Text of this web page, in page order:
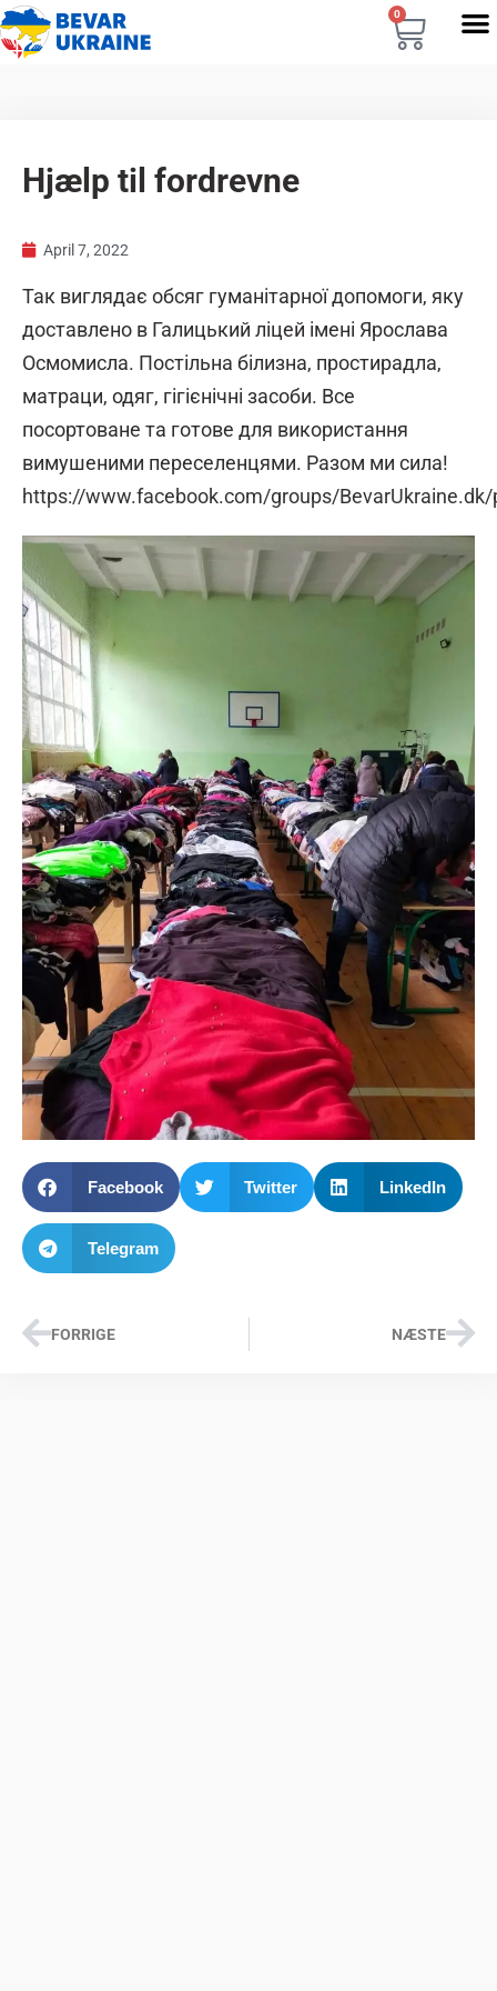
0
Hjælp til fordrevne
April 7, 2022
Так виглядає обсяг гуманітарної допомоги, яку
доставлено в Галицький ліцей імені Ярослава
Осмомисла. Постільна білизна, простирадла,
матраци, одяг, гігієнічні засоби. Все
посортоване та готове для використання
вимушеними переселенцями. Разом ми сила!
https://www.facebook.com/groups/
Facebook Twitter LinkedIn
Telegram
FORRIGE NÆSTE